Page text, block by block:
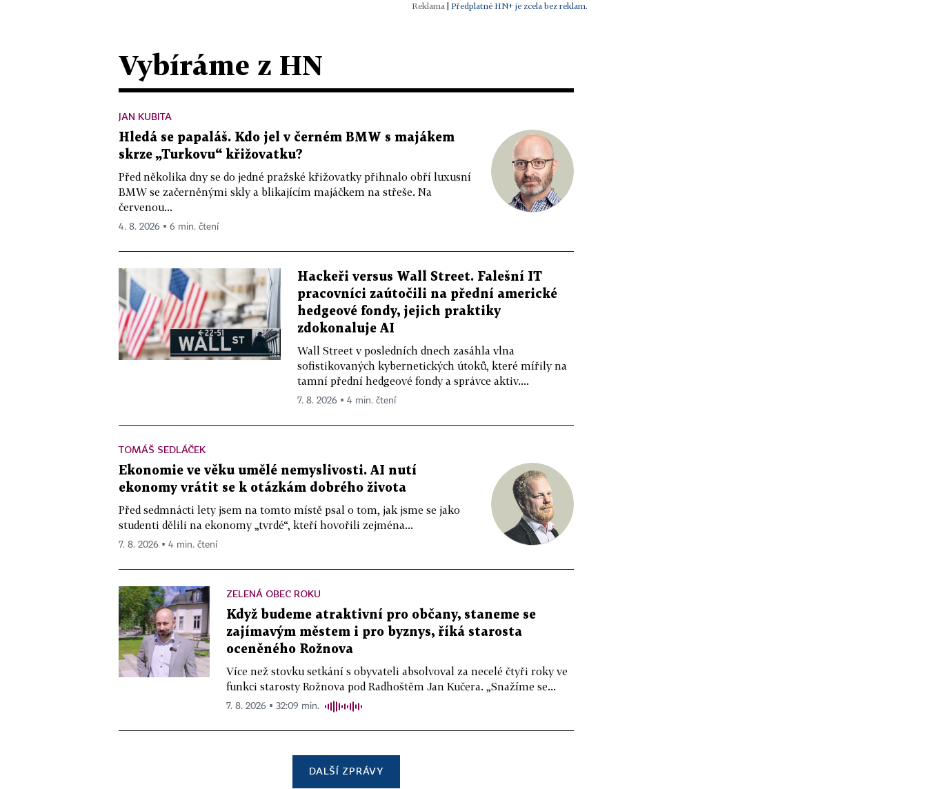
Předplatné HN+ je zcela bez reklam.
Vybíráme z HN
JAN KUBITA
Hledá se papaláš. Kdo jel v černém BMW s majákem
skrze „Turkovu“ křižovatku?
Před několika dny se do jedné pražské křižovatky přihnalo obří luxusní
BMW se začerněnými skly a blikajícím majáčkem na střeše. Na
červenou...
4. 8. 2026 ▪ 6 min. čtení
Hackeři versus Wall Street. Falešní IT
pracovníci zaútočili na přední americké
hedgeové fondy, jejich praktiky
zdokonaluje AI
Wall Street v posledních dnech zasáhla vlna
sofistikovaných kybernetických útoků, které mířily na
tamní přední hedgeové fondy a správce aktiv....
7. 8. 2026 ▪ 4 min. čtení
TOMÁŠ SEDLÁČEK
Ekonomie ve věku umělé nemyslivosti. AI nutí
ekonomy vrátit se k otázkám dobrého života
Před sedmnácti lety jsem na tomto místě psal o tom, jak jsme se jako
studenti dělili na ekonomy „tvrdé“, kteří hovořili zejména...
7. 8. 2026 ▪ 4 min. čtení
ZELENÁ OBEC ROKU
Když budeme atraktivní pro občany, staneme se
zajímavým městem i pro byznys, říká starosta
oceněného Rožnova
Více než stovku setkání s obyvateli absolvoval za necelé čtyři roky ve
funkci starosty Rožnova pod Radhoštěm Jan Kučera. „Snažíme se...
7. 8. 2026 ▪ 32:09 min.
DALŠÍ ZPRÁVY